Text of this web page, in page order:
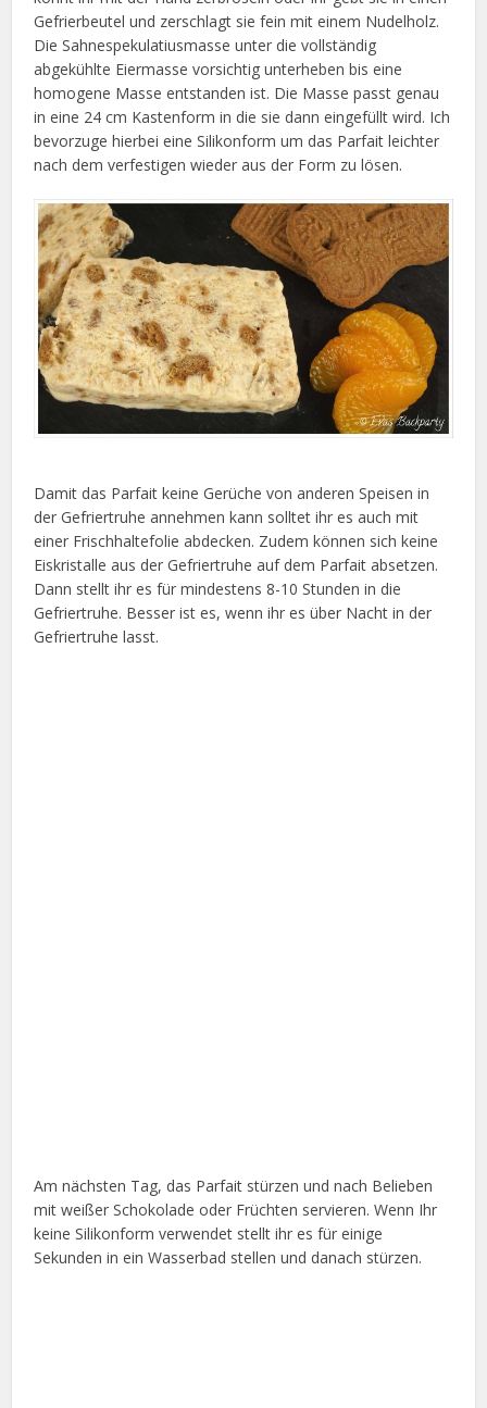
Gefrierbeutel und zerschlagt sie fein mit einem Nudelholz.
Die Sahnespekulatiusmasse unter die vollständig
abgekühlte Eiermasse vorsichtig unterheben bis eine
homogene Masse entstanden ist. Die Masse passt genau
in eine 24 cm Kastenform in die sie dann eingefüllt wird. Ich
bevorzuge hierbei eine Silikonform um das Parfait leichter
nach dem verfestigen wieder aus der Form zu lösen.
Damit das Parfait keine Gerüche von anderen Speisen in
der Gefriertruhe annehmen kann solltet ihr es auch mit
einer Frischhaltefolie abdecken. Zudem können sich keine
Eiskristalle aus der Gefriertruhe auf dem Parfait absetzen.
Dann stellt ihr es für mindestens 8-10 Stunden in die
Gefriertruhe. Besser ist es, wenn ihr es über Nacht in der
Gefriertruhe lasst.
Am nächsten Tag, das Parfait stürzen und nach Belieben
mit weißer Schokolade oder Früchten servieren. Wenn Ihr
keine Silikonform verwendet stellt ihr es für einige
Sekunden in ein Wasserbad stellen und danach stürzen.